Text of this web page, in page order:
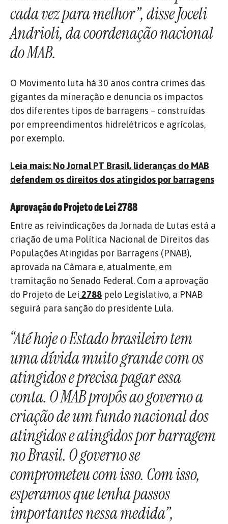
cada vez para melhor”, disse Joceli
Andrioli, da coordenação nacional
do MAB.
O Movimento luta há 30 anos contra crimes das
gigantes da mineração e denuncia os impactos
dos diferentes tipos de barragens – construídas
por empreendimentos hidrelétricos e agrícolas,
por exemplo.
Leia mais: No Jornal PT Brasil, lideranças do MAB
defendem os direitos dos atingidos por barragens
Aprovação do Projeto de Lei 2788
Entre as reivindicações da Jornada de Lutas está a
criação de uma Política Nacional de Direitos das
Populações Atingidas por Barragens (PNAB),
aprovada na Câmara e, atualmente, em
tramitação no Senado Federal. Com a aprovação
do Projeto de Lei 2788 pelo Legislativo, a PNAB
seguirá para sanção do presidente Lula.
“Até hoje o Estado brasileiro tem
uma dívida muito grande com os
atingidos e precisa pagar essa
conta. O MAB propôs ao governo a
criação de um fundo nacional dos
atingidos e atingidos por barragem
no Brasil. O governo se
comprometeu com isso. Com isso,
esperamos que tenha passos
importantes nessa medida”,